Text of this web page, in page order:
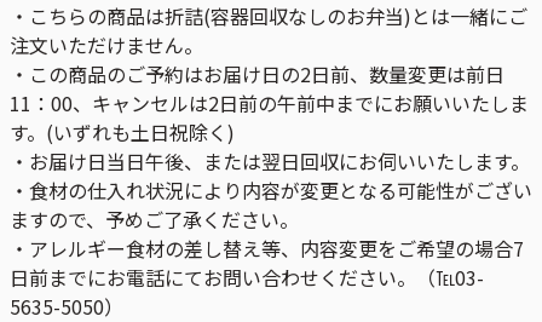
・こちらの商品は折詰(容器回収なしのお弁当)とは一緒にご
注文いただけません。
・この商品のご予約はお届け日の2日前、数量変更は前日
11：00、キャンセルは2日前の午前中までにお願いいたしま
す。(いずれも土日祝除く)
・お届け日当日午後、または翌日回収にお伺いいたします。
・食材の仕入れ状況により内容が変更となる可能性がござい
ますので、予めご了承ください。
・アレルギー食材の差し替え等、内容変更をご希望の場合7
日前までにお電話にてお問い合わせください。（℡03-
5635-5050）